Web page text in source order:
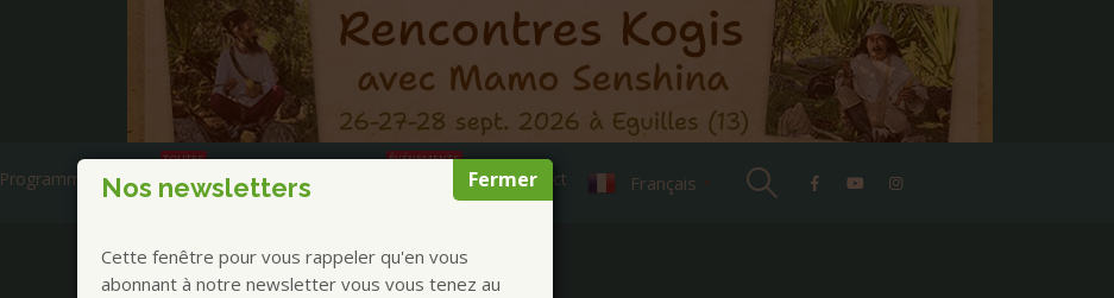
Fermer
Nos newsletters
Cette fenêtre pour vous rappeler qu'en vous
abonnant à notre newsletter vous vous tenez au
Programmes et Annonces
TOUTES
Prestations
ÉVÉNEMENTS
Contact Français
Publications à la Une !